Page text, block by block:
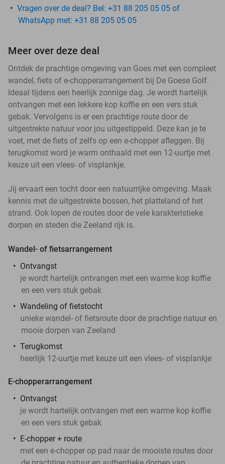
Vragen over de deal? Bel: +31 88 205 05 05 of
WhatsApp met: +31 88 205 05 05
Meer over deze deal
Ontdek de prachtige omgeving van Goes met een compleet
wandel, fiets of e-chopperarrangement bij De Goese Golf.
Ideaal tijdens een heerlijk zonnige dag. Je wordt hartelijk
ontvangen met een lekkere kop koffie en een vers stuk
gebak. Vervolgens is er een prachtige route door de
uitgestrekte natuur voor jou uitgestippeld. Deze kan je te
voet, met de fiets of zelfs op een e-chopper afleggen. Bij
terugkomst word je warm onthaald met een 12-uurtje met
keuze uit een vlees- of visplankje.
Jij ervaart een tocht door een natuurrijke omgeving. Maak
kennis met de uitgestrekte bossen, het platteland of het
strand. Ook lopen de routes door de vele karakteristieke
dorpen en steden die Zeeland rijk is.
Wandel- of fietsarrangement
Ontvangst
je wordt hartelijk ontvangen met een warme kop koffie
en een vers stuk gebak
Wandeling of fietstocht
unieke wandel- of fietsroute door de prachtige natuur en
mooie dorpen van Zeeland
Terugkomst
heerlijk 12-uurtje met keuze uit een vlees- of visplankje
E-chopperarrangement
Ontvangst
je wordt hartelijk ontvangen met een warme kop koffie
en een vers stuk gebak
E-chopper + route
met een e-chopper op pad naar de mooiste routes door